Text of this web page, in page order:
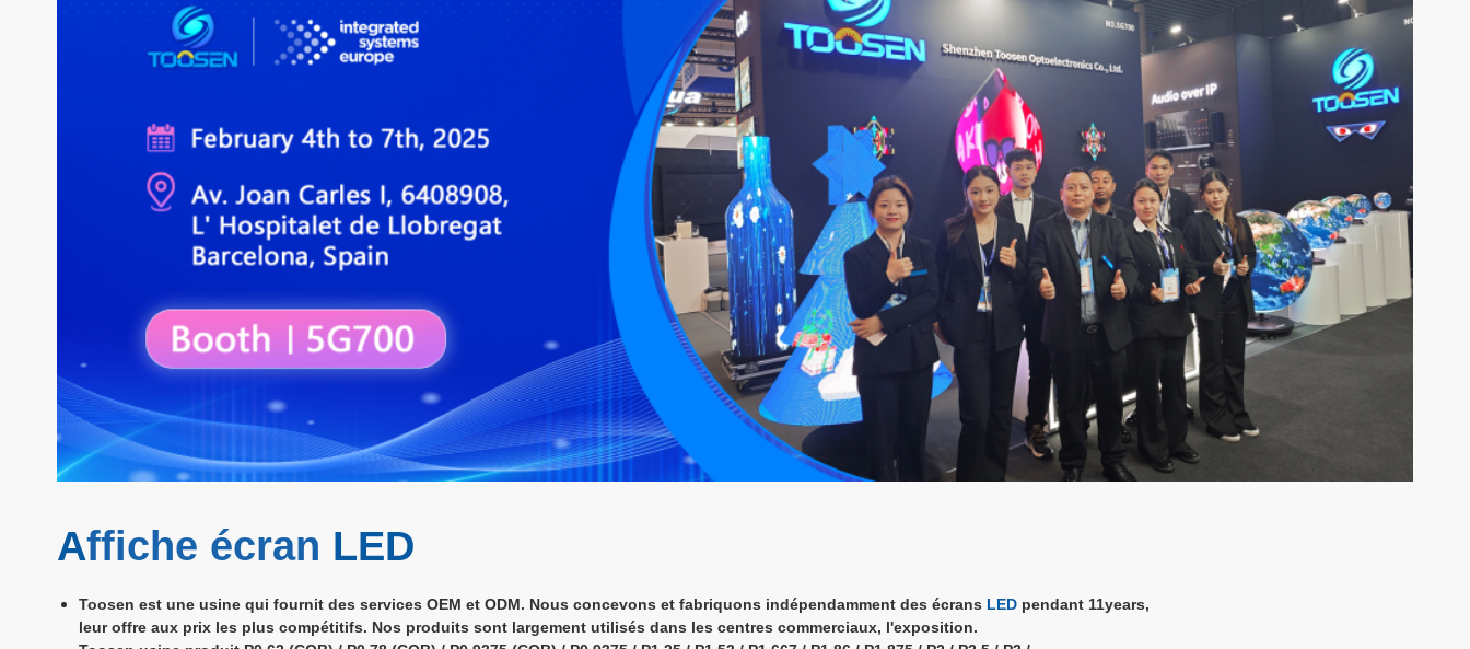
Affiche écran LED
Toosen est une usine qui fournit des services OEM et ODM. Nous concevons et fabriquons indépendamment des écrans LEDpendant 11years,
leur offre aux prix les plus compétitifs. Nos produits sont largement utilisés dans les centres commerciaux, l'exposition.